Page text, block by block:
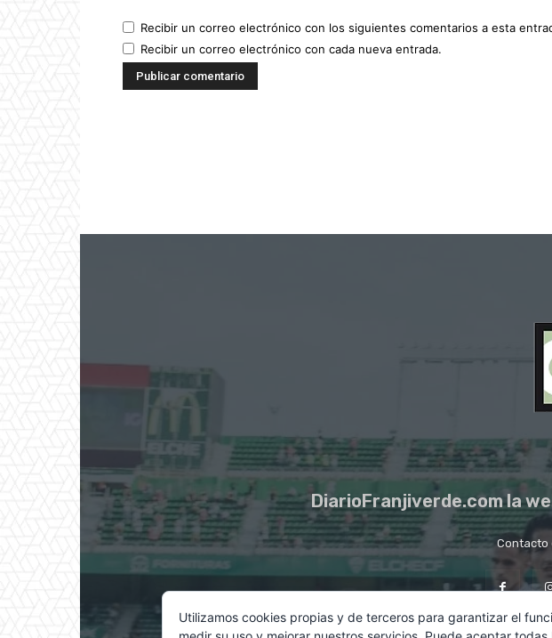
Recibir un correo electrónico con los siguientes comentarios a esta
Recibir un correo electrónico con cada nueva entrada.
DiarioFranjiverde.com la
Contacto
Utilizamos cookies propias y de terceros para garantizar el